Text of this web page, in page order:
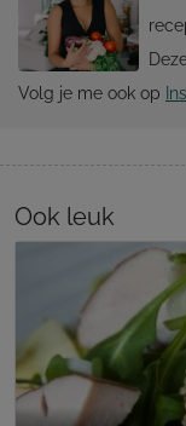
Volg je me ook op
Ook leuk